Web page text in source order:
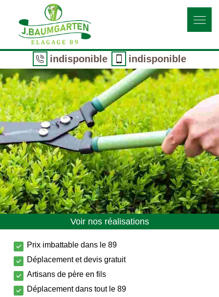
indisponible indisponible
Voir nos réalisations
Prix imbattable dans le 89
Déplacement et devis gratuit
Artisans de père en fils
Déplacement dans tout le 89